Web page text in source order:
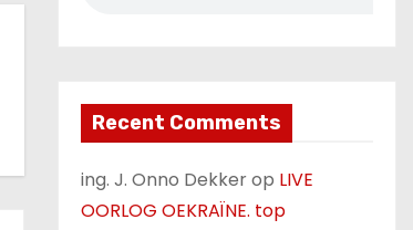
Recent Comments
ing. J. Onno Dekkerop LIVE
OORLOG OEKRAÏNE. top